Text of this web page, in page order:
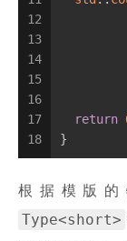
12
13
14
15
16
17
18
return
}
根据模版
Type<short>